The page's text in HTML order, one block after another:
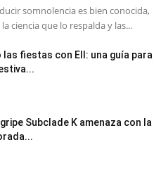
somnolencia es bien conocida,
ciencia que lo respalda y las...
las fiestas con EII: una guía para
Subclade K amenaza con la